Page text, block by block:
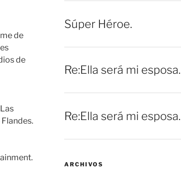
de
de
Súper Héroe.
Re:Ella será mi esposa.
Re:Ella será mi esposa.
ARCHIVOS